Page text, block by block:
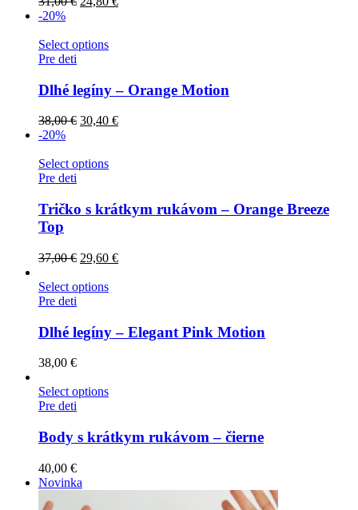
-20%
Select options
Pre deti
Dlhé legíny – Orange Motion
38,00€ 30,40 €
-20%
Select options
Pre deti
Tričko s krátkym rukávom – Orange Breeze
Top
37,00€ 29,60 €
Select options
Pre deti
Dlhé legíny – Elegant Pink Motion
38,00 €
Select options
Pre deti
Body s krátkym rukávom – čierne
40,00 €
Novinka